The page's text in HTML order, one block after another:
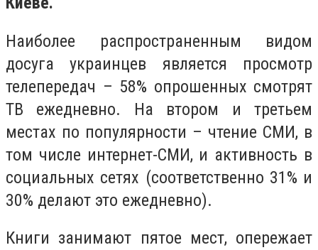
Наиболее распространенным видом
досуга украинцев является просмотр
телепередач – 58% опрошенных смотрят
ТВ ежедневно. На втором и третьем
местах по популярности – чтение СМИ, в
том числе интернет-СМИ, и активность в
социальных сетях (соответственно 31% и
30% делают это ежедневно).
Книги занимают пятое мест, опережает